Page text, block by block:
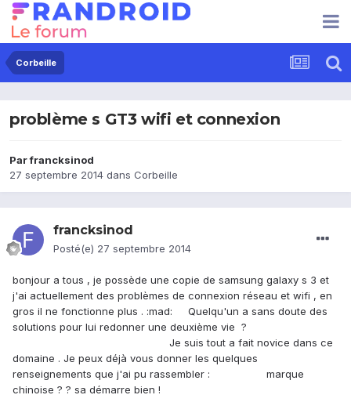
Corbeille
problème s GT3 wifi et connexion
Parfrancksinod
27 septembre 2014 dans Corbeille
francksinod
Posté(e) 27 septembre 2014
bonjour a tous , je possède une copie de samsung galaxy s 3 et
j'ai actuellement des problèmes de connexion réseau et wifi , en
gros il ne fonctionne plus . :mad: Quelqu'un a sans doute des
solutions pour lui redonner une deuxième vie ?
Je suis tout a fait novice dans ce
domaine . Je peux déjà vous donner les quelques
renseignements que j'ai pu rassembler : marque
chinoise ? ? sa démarre bien !